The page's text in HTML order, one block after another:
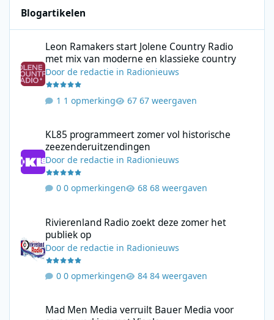
Blogartikelen
Leon Ramakers start Jolene Country Radio
met mix van moderne en klassieke country
Doorde redactie in Radionieuws
1 opmerking 67 weergaven
KL85 programmeert zomer vol historische
zeezenderuitzendingen
Doorde redactie in Radionieuws
0 opmerkingen 68 weergaven
Rivierenland Radio zoekt deze zomer het
publiek op
Doorde redactie in Radionieuws
0 opmerkingen 84 weergaven
Mad Men Media verruilt Bauer Media voor